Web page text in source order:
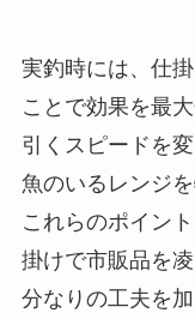
実釣時には、仕
ことで効果を最
引くスピードを
魚のいるレンジ
これらのポイン
掛けで市販品を
分なりの工夫を